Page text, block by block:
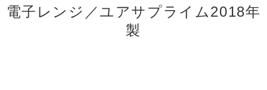
電子レンジ／ユアサプライム2018年
製